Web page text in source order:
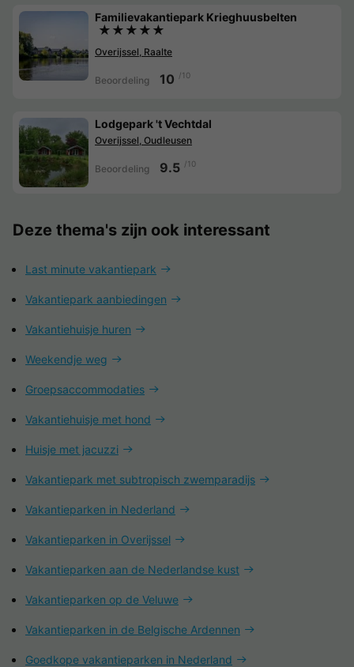
Familievakantiepark Krieghuusbelten
★★★★★
Overijssel, Raalte
Beoordeling 10 /10
Lodgepark 't Vechtdal
Overijssel, Oudleusen
Beoordeling 9.5 /10
Deze thema's zijn ook interessant
Last minute vakantiepark
Vakantiepark aanbiedingen
Vakantiehuisje huren
Weekendje weg
Groepsaccommodaties
Vakantiehuisje met hond
Huisje met jacuzzi
Vakantiepark met subtropisch zwemparadijs
Vakantieparken in Nederland
Vakantieparken in Overijssel
Vakantieparken aan de Nederlandse kust
Vakantieparken op de Veluwe
Vakantieparken in de Belgische Ardennen
Goedkope vakantieparken in Nederland